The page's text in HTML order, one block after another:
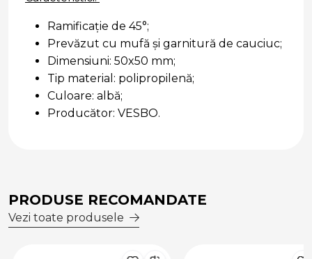
Ramificație de 45°;
Prevăzut cu mufă și garnitură de cauciuc;
Dimensiuni: 50x50 mm;
Tip material: polipropilenă;
Culoare: albă;
Producător: VESBO.
PRODUSE RECOMANDATE
Vezi toate produsele